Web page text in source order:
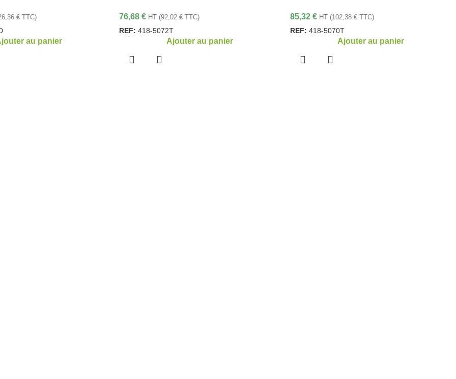
€ TTC)
au panier
76,68 € HT (92,02 € TTC)
REF: 418-5072T
Ajouter au panier
85,32 € HT (102,38 € TTC)
REF: 418-5070T
Ajouter au panier